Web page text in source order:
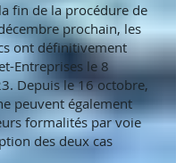
fin de la procédure de
prochain, les
ont définitivement
Entreprises le 8
Depuis le 16 octobre,
peuvent également
formalités par voie
des deux cas